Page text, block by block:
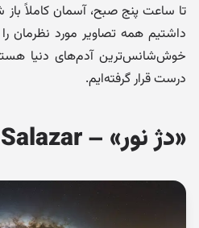
تا ساعت پنج صبح، آسمان کاملاً
داشتیم همه تصاویر مورد نظرمان
خوش‌شانس‌ترین آدم‌های دنیا
درست قرار گرفته‌ایم.
«دژ نور» – Mauricio Salazar